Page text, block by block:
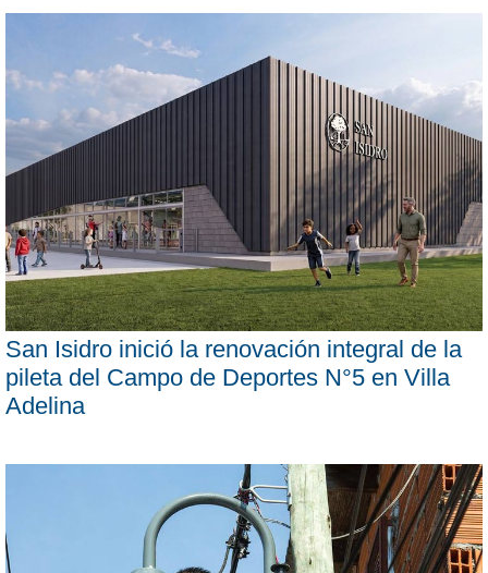
San Isidro inició la renovación integral de la
pileta del Campo de Deportes N°5 en Villa
Adelina